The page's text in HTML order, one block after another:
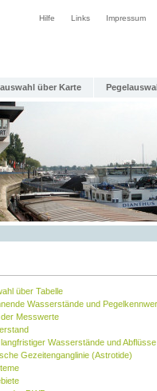
Hilfe Links Impressum
über Karte
über Tabelle
Wasserstände und
Messwerte
Wasserstände und Abflüsse
Gezeitenganglinie (Astrotide)